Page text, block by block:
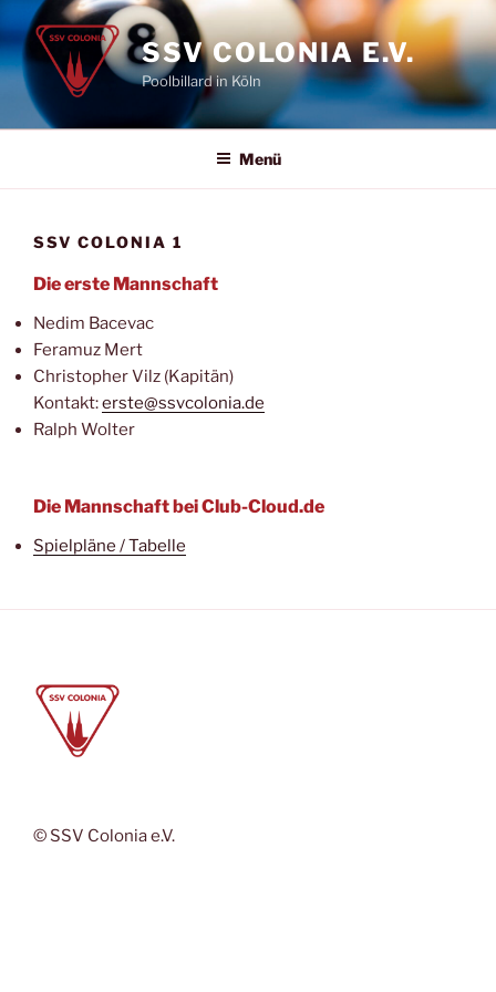
Zum
Inhalt
springen
SSV COLONIA E.V.
Poolbillard in Köln
Menü
SSV COLONIA 1
Die erste Mannschaft
Nedim Bacevac
Feramuz Mert
Christopher Vilz (Kapitän)
Kontakt:erste@ssvcolonia.de
Ralph Wolter
Die Mannschaft bei Club-Cloud.de
Spielpläne / Tabelle
© SSV Colonia e.V.